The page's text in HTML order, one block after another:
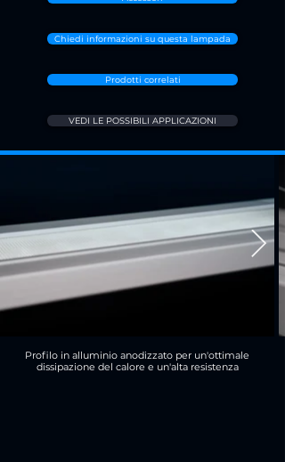
Chiedi informazioni su questa lampada
Prodotti correlati
VEDI LE POSSIBILI APPLICAZIONI
Profilo in alluminio anodizzato per un'ottimale
dissipazione del calore e un'alta resistenza